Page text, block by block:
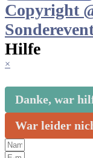
Copyright
Hilfe
×
Danke, war
War leider